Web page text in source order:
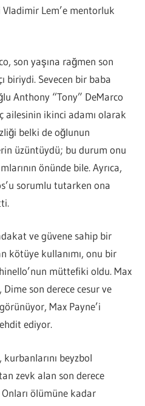
Lem’e mentorluk
son yaşına rağmen son
biriydi. Sevecen bir baba
Anthony “Tony” DeMarco
ailesinin ikinci adamı olarak
belki de oğlunun
üzüntüydü; bu durum onu
önünde bile. Ayrıca,
sorumlu tutarken ona
ve güvene sahip bir
kötüye kullanımı, onu bir
müttefiki oldu. Max
son derece cesur ve
Max Payne’i
ediyor.
beyzbol
zevk alan son derece
Onları ölümüne kadar